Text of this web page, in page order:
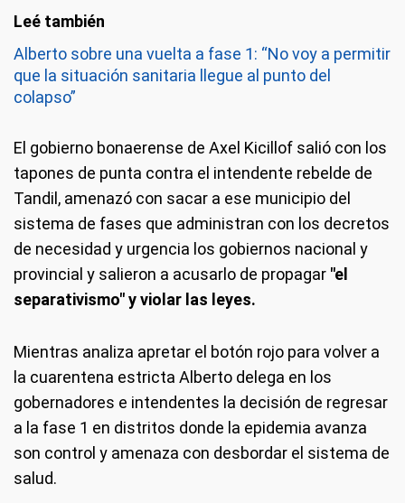
Alberto sobre una vuelta a fase 1: “No voy a permitir
que la situación sanitaria llegue al punto del
colapso”
El gobierno bonaerense de Axel Kicillof salió con los
tapones de punta contra el intendente rebelde de
Tandil, amenazó con sacar a ese municipio del
sistema de fases que administran con los decretos
de necesidad y urgencia los gobiernos nacional y
provincial y salieron a acusarlo de propagar "el
separativismo" y violar las leyes.
Mientras analiza apretar el botón rojo para volver a
la cuarentena estricta Alberto delega en los
gobernadores e intendentes la decisión de regresar
a la fase 1 en distritos donde la epidemia avanza
son control y amenaza con desbordar el sistema de
salud.